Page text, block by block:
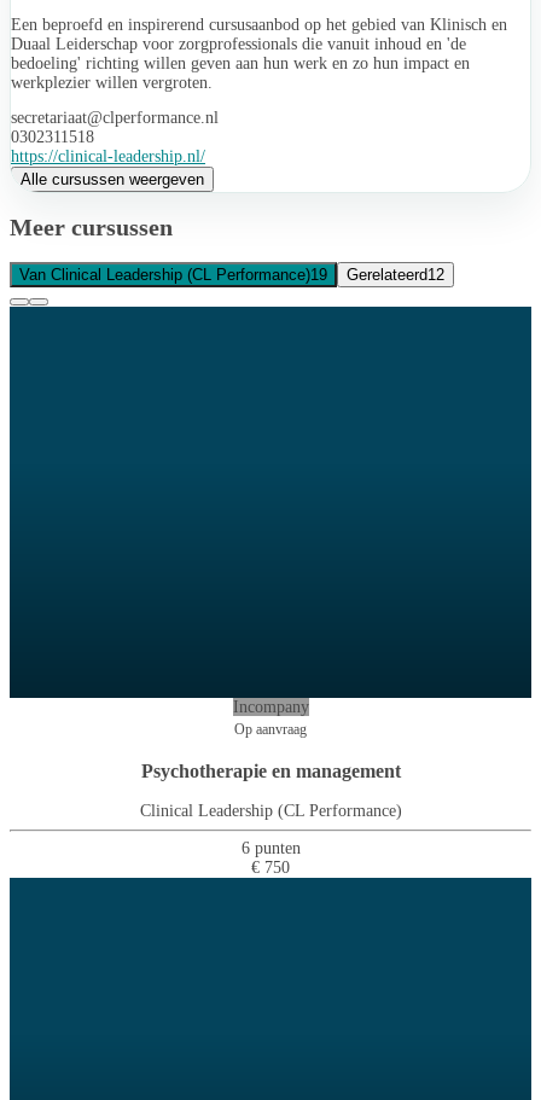
Een beproefd en inspirerend cursusaanbod op het gebied van Klinisch en
Duaal Leiderschap voor zorgprofessionals die vanuit inhoud en 'de
bedoeling' richting willen geven aan hun werk en zo hun impact en
werkplezier willen vergroten.
secretariaat@clperformance.nl
0302311518
https://clinical-leadership.nl/
Alle cursussen weergeven
Meer cursussen
Van Clinical Leadership (CL Performance)19 Gerelateerd12
Incompany
Op aanvraag
Psychotherapie en management
Clinical Leadership (CL Performance)
6 punten
€ 750